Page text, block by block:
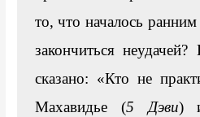
то, что началось
закончиться
сказано: «Кто не
Махавидье (5 Дэви)